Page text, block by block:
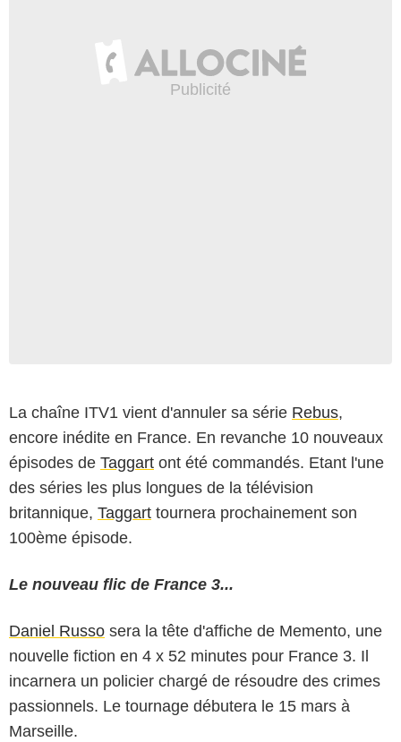
La chaîne ITV1 vient d'annuler sa série Rebus,
encore inédite en France. En revanche 10 nouveaux
épisodes de Taggart ont été commandés. Etant l'une
des séries les plus longues de la télévision
britannique, Taggart tournera prochainement son
100ème épisode.
Le nouveau flic de France 3...
Daniel Russo sera la tête d'affiche de Memento, une
nouvelle fiction en 4 x 52 minutes pour France 3. Il
incarnera un policier chargé de résoudre des crimes
passionnels. Le tournage débutera le 15 mars à
Marseille.